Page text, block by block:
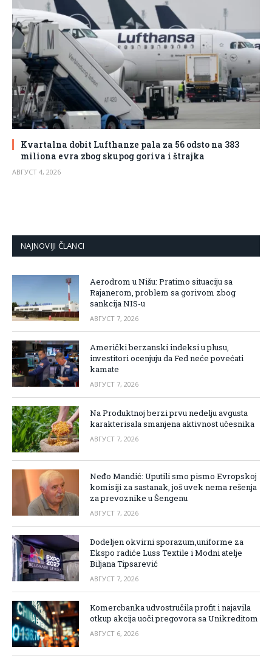
Kvartalna dobit Lufthanze pala za 56 odsto na 383
miliona evra zbog skupog goriva i štrajka
АВГУСТ 4, 2026
NAJNOVIJI ČLANCI
Aerodrom u Nišu: Pratimo situaciju sa
Rajanerom, problem sa gorivom zbog
sankcija NIS-u
АВГУСТ 7, 2026
Američki berzanski indeksi u plusu,
investitori ocenjuju da Fed neće povećati
kamate
АВГУСТ 7, 2026
Na Produktnoj berzi prvu nedelju avgusta
karakterisala smanjena aktivnost učesnika
АВГУСТ 7, 2026
Neđo Mandić: Uputili smo pismo Evropskoj
komisiji za sastanak, još uvek nema rešenja
za prevoznike u Šengenu
АВГУСТ 7, 2026
Dodeljen okvirni sporazum,uniforme za
Ekspo radiće Luss Textile i Modni atelje
Biljana Tipsarević
АВГУСТ 7, 2026
Komercbanka udvostručila profit i najavila
otkup akcija uoči pregovora sa Unikreditom
АВГУСТ 6, 2026